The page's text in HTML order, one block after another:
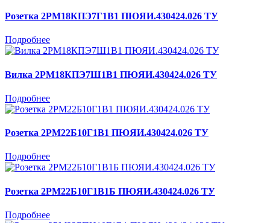
Розетка 2РМ18КПЭ7Г1В1 ПЮЯИ.430424.026 ТУ
Подробнее
Вилка 2РМ18КПЭ7Ш1В1 ПЮЯИ.430424.026 ТУ
Подробнее
Розетка 2РМ22Б10Г1В1 ПЮЯИ.430424.026 ТУ
Подробнее
Розетка 2РМ22Б10Г1В1Б ПЮЯИ.430424.026 ТУ
Подробнее